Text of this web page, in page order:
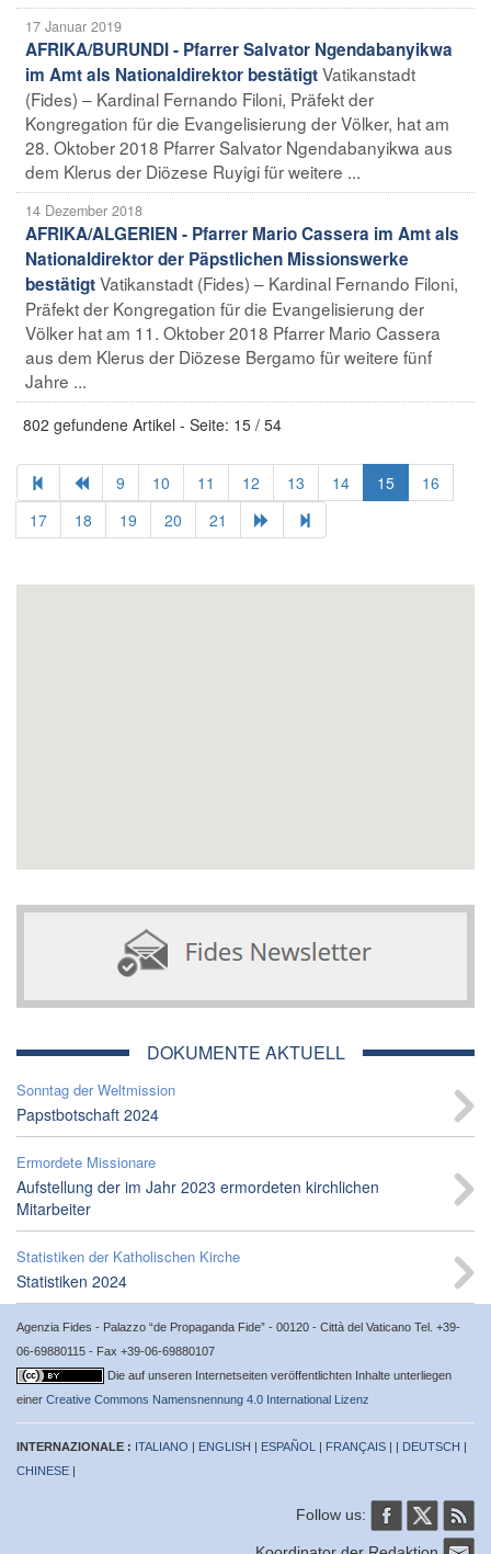
17 Januar 2019
AFRIKA/BURUNDI - Pfarrer Salvator Ngendabanyikwa
im Amt als Nationaldirektor bestätigtVatikanstadt
(Fides) – Kardinal Fernando Filoni, Präfekt der
Kongregation für die Evangelisierung der Völker, hat am
28. Oktober 2018 Pfarrer Salvator Ngendabanyikwa aus
dem Klerus der Diözese Ruyigi für weitere ...
14 Dezember 2018
AFRIKA/ALGERIEN - Pfarrer Mario Cassera im Amt als
Nationaldirektor der Päpstlichen Missionswerke
bestätigtVatikanstadt (Fides) – Kardinal Fernando Filoni,
Präfekt der Kongregation für die Evangelisierung der
Völker hat am 11. Oktober 2018 Pfarrer Mario Cassera
aus dem Klerus der Diözese Bergamo für weitere fünf
Jahre ...
802 gefundene Artikel - Seite: 15 / 54
9 10 11 12 13 14 15
16
17
18 19 20 21
DOKUMENTE AKTUELL
Sonntag der Weltmission
Papstbotschaft 2024
Ermordete Missionare
Aufstellung der im Jahr 2023 ermordeten kirchlichen
Mitarbeiter
Statistiken der Katholischen Kirche
Statistiken 2024
Agenzia Fides - Palazzo “de Propaganda Fide” - 00120 - Città del Vaticano Tel. +39-
06-69880115 - Fax +39-06-69880107
Die auf unseren Internetseiten veröffentlichten Inhalte unterliegen
einer Creative Commons Namensnennung 4.0 International Lizenz
INTERNAZIONALE : ITALIANO | ENGLISH | ESPAÑOL | FRANÇAIS | | DEUTSCH |
CHINESE |
Follow us: